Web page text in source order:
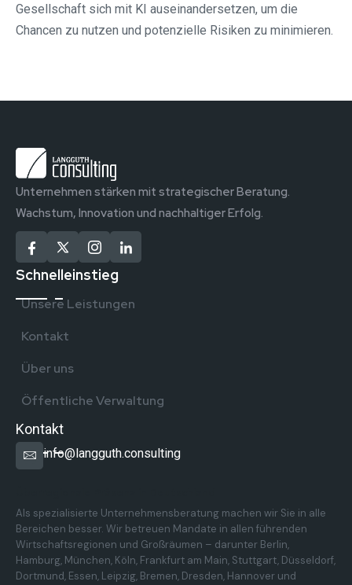
Gesellschaft sich mit KI auseinandersetzen, um die
Chancen zu nutzen und potenzielle Risiken zu minimieren.
Unternehmen stärken mit strategischer Beratung.
Wachstum, Innovation und nachhaltiger Erfolg.
Schnelleinstieg
Unsere Leistungen
Kontakt
Über uns
Öffentliche Verwaltung
Kontakt
info@langguth.consulting
Als spezialisierte Unternehmensberatung machen wir Sie in alle
Bereichen besser. Wir betreuen Mandate in allen führenden
Wirtschaftsregionen und Großräumen – darunter Berlin,
Hamburg, München, Köln, Frankfurt am Main, Stuttgart, Düsseldorf,
Dortmund, Essen, Leipzig, Bremen, Dresden, Hannover und